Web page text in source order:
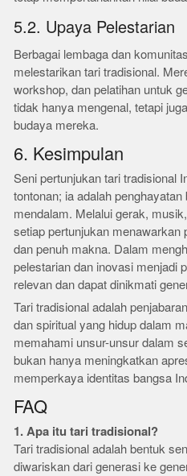
5.2. Upaya Pelestarian
Berbagai lembaga dan
melestarikan tari tradisional.
workshop, dan pelatihan untuk
tidak hanya mengenal, tetapi
budaya mereka.
6. Kesimpulan
Seni pertunjukan tari tradisional
tontonan; ia adalah
mendalam. Melalui gerak,
setiap pertunjukan menawarkan
dan penuh makna. Dalam
pelestarian dan inovasi menjadi
relevan dan dapat dinikmati
Tari tradisional adalah
dan spiritual yang hidup dalam
memahami unsur-unsur dalam
bukan hanya meningkatkan
memperkaya identitas bangsa
FAQ
1. Apa itu tari tradisional?
Tari tradisional adalah bentuk
diwariskan dari generasi ke